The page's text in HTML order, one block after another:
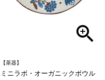
【茶器】
ミニラボ・オーガニックボウル